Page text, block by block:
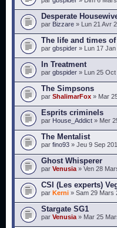
Desperate
par Bizzare » Lun 21 Avr
The life and times
par gbspider » Lun 17
In Treatment
par gbspider » Lun 25
The Simpsons
par ShalimarFox » Mar
Esprits criminels
par House_Addict » Mer
The Mentalist
par fino93 » Jeu 9 Sep
Ghost Whisperer
par Venusia » Ven 28
CSI (Les experts)
par Kerni » Sam 29 Mars
Stargate SG1
par Venusia » Mar 25